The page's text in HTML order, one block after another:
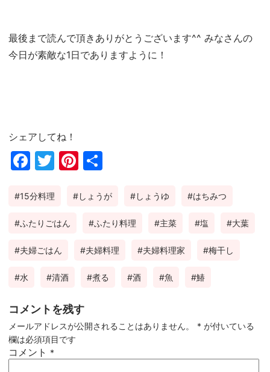
最後まで読んで頂きありがとうございます^^ みなさんの
今日が素敵な1日でありますように！
シェアしてね！
Fac
ok
Twi
Pin
est
15分料理 しょうが しょうゆ はちみつ
ふたりごはん ふたり料理 主菜 塩 大葉
夫婦ごはん 夫婦料理 夫婦料理家 梅干し
水 清酒 煮る 酒 魚 鰆
コメントを残す
メールアドレスが公開されることはありません。 * が付いている
欄は必須項目です
コメント *